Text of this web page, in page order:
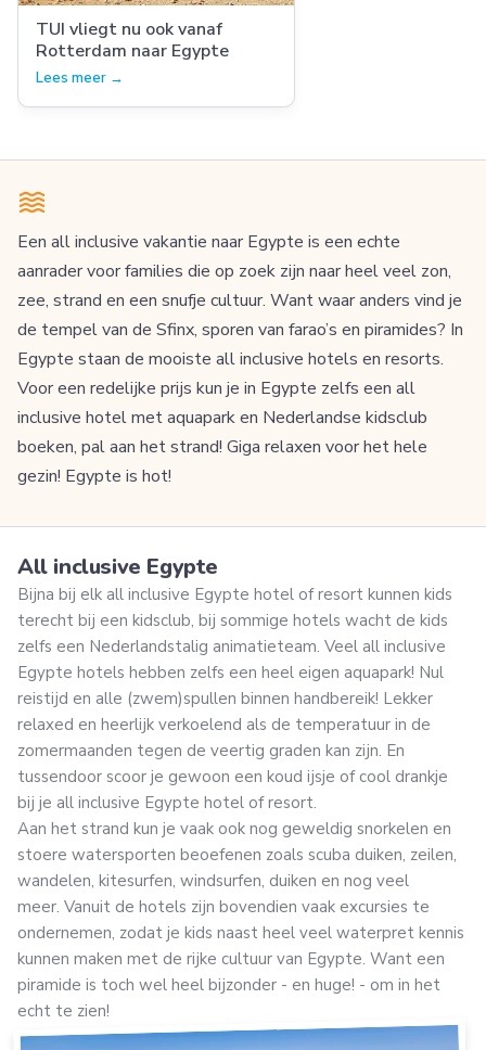
TUI vliegt nu ook vanaf
Rotterdam naar Egypte
Lees meer →
Een all inclusive vakantie naar Egypte is een echte
aanrader voor families die op zoek zijn naar heel veel zon,
zee, strand en een snufje cultuur. Want waar anders vind je
de tempel van de Sfinx, sporen van farao’s en piramides? In
Egypte staan de mooiste all inclusive hotels en resorts.
Voor een redelijke prijs kun je in Egypte zelfs een all
inclusive hotel met aquapark en Nederlandse kidsclub
boeken, pal aan het strand! Giga relaxen voor het hele
gezin! Egypte is hot!
All inclusive Egypte
Bijna bij elk all inclusive Egypte hotel of resort kunnen kids
terecht bij een kidsclub, bij sommige hotels wacht de kids
zelfs een Nederlandstalig animatieteam. Veel all inclusive
Egypte hotels hebben zelfs een heel eigen aquapark! Nul
reistijd en alle (zwem)spullen binnen handbereik! Lekker
relaxed en heerlijk verkoelend als de temperatuur in de
zomermaanden tegen de veertig graden kan zijn. En
tussendoor scoor je gewoon een koud ijsje of cool drankje
bij je all inclusive Egypte hotel of resort.
Aan het strand kun je vaak ook nog geweldig snorkelen en
stoere watersporten beoefenen zoals scuba duiken, zeilen,
wandelen, kitesurfen, windsurfen, duiken en nog veel
meer. Vanuit de hotels zijn bovendien vaak excursies te
ondernemen, zodat je kids naast heel veel waterpret kennis
kunnen maken met de rijke cultuur van Egypte. Want een
piramide is toch wel heel bijzonder - en huge! - om in het
echt te zien!